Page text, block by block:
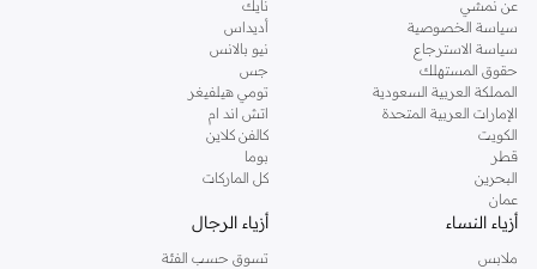
عن نمشي
سياسة الخصوصية
سياسة الاسترجاع
حقوق المستهلك
المملكة العربية السعودية
الإمارات العربية المتحدة
الكويت
قطر
البحرين
عمان
نايك
أديداس
نيو بالانس
جس
تومي هيلفيغر
اتش اند ام
كالفن كلاين
بوما
كل الماركات
أزياء النساء
ملابس
أزياء الرجال
تسوق حسب الفئة